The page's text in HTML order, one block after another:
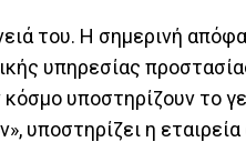
του. Η σημερινή
υπηρεσίας
κόσμο υποστηρίζουν το
υποστηρίζει η